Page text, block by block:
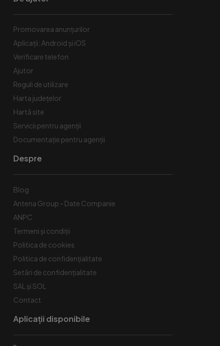
Promovarea anunțurilor
Aplicații: Android și iOS
Verificare telefon
Ajutor
Reguli de utilizare
Harta județelor
Hartă site
Servicii pentru agenții
Documentație pentru agenții
Despre
Blog
Antena Group - Date Companie
ANPC
Termeni și condiții
Politica de cookies
Politica de confidențialitate
Setări de confidențialitate
SAL și SOL
Contact
Aplicații disponibile